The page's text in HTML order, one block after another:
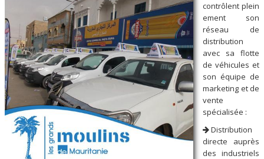
contrôlent plein
ement son
réseau de
distribution
avec sa flotte
de véhicules et
son équipe de
marketing et de
vente
spécialisée :
Distribution
directe auprès
des industriels